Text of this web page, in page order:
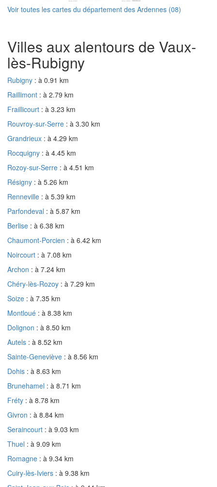
Voir toutes les cartes du département des Ardennes (08)
Villes aux alentours de Vaux-
lès-Rubigny
Rubigny : à 0.91 km
Raillimont : à 2.79 km
Fraillicourt : à 3.23 km
Rouvroy-sur-Serre : à 3.30 km
Grandrieux : à 4.29 km
Rocquigny : à 4.45 km
Rozoy-sur-Serre : à 4.51 km
Résigny : à 5.26 km
Renneville : à 5.39 km
Parfondeval : à 5.87 km
Berlise : à 6.38 km
Chaumont-Porcien : à 6.42 km
Noircourt : à 7.08 km
Archon : à 7.24 km
Chéry-lès-Rozoy : à 7.29 km
Soize : à 7.35 km
Montloué : à 8.38 km
Dolignon : à 8.50 km
Autels : à 8.52 km
Sainte-Geneviève : à 8.56 km
Dohis : à 8.63 km
Brunehamel : à 8.71 km
Fréty : à 8.78 km
Givron : à 8.84 km
Seraincourt : à 9.03 km
Thuel : à 9.09 km
Romagne : à 9.34 km
Cuiry-lès-Iviers : à 9.38 km